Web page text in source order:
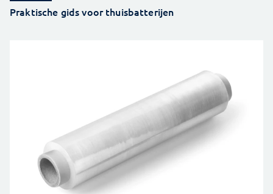
Praktische gids voor thuisbatterijen